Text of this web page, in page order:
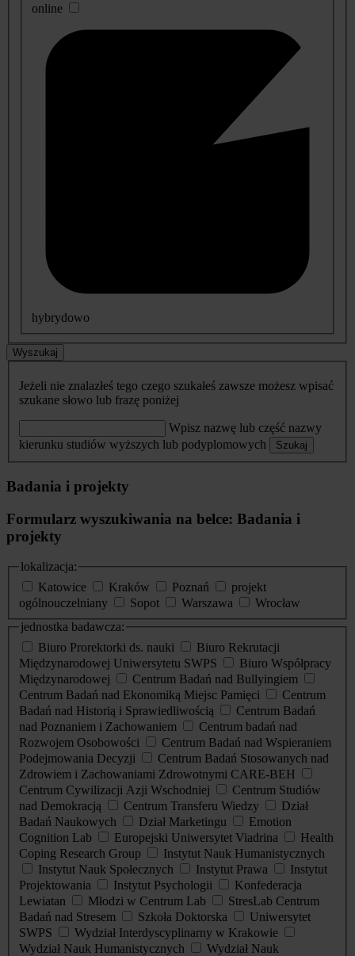
online
hybrydowo
Wyszukaj
Jeżeli nie znalazłeś tego czego szukałeś zawsze możesz wpisać
szukane słowo lub frazę poniżej
Wpisz nazwę lub część nazwy
kierunku studiów wyższych lub podyplomowych
Szukaj
Badania i projekty
Formularz wyszukiwania na belce: Badania i
projekty
lokalizacja:
Katowice
Kraków Poznań
projekt
ogólnouczelniany
Sopot Warszawa
Wrocław
jednostka badawcza:
Biuro Prorektorki ds. nauki
Biuro Rekrutacji
Międzynarodowej Uniwersytetu SWPS
Biuro Współpracy
Międzynarodowej
Centrum Badań nad Bullyingiem
Centrum Badań nad Ekonomiką Miejsc Pamięci
Centrum
Badań nad Historią i Sprawiedliwością
Centrum Badań
nad Poznaniem i Zachowaniem
Centrum badań nad
Rozwojem Osobowości
Centrum Badań nad Wspieraniem
Podejmowania Decyzji
Centrum Badań Stosowanych nad
Zdrowiem i Zachowaniami Zdrowotnymi CARE-BEH
Centrum Cywilizacji Azji Wschodniej
Centrum Studiów
nad Demokracją
Centrum Transferu Wiedzy
Dział
Badań Naukowych
Dział Marketingu
Emotion
Cognition Lab
Europejski Uniwersytet Viadrina
Health
Coping Research Group
Instytut Nauk Humanistycznych
Instytut Nauk Społecznych
Instytut Prawa
Instytut
Projektowania
Instytut Psychologii
Konfederacja
Lewiatan
Młodzi w Centrum Lab
StresLab Centrum
Badań nad Stresem
Szkoła Doktorska
Uniwersytet
SWPS
Wydział Interdyscyplinarny w Krakowie
Wydział Nauk Humanistycznych
Wydział Nauk